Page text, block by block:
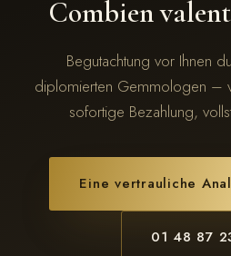
Combien valent
Begutachtung vor Ihnen
diplomierten Gemmologen –
sofortige Bezahlung,
Eine vertrauliche
01 48 87